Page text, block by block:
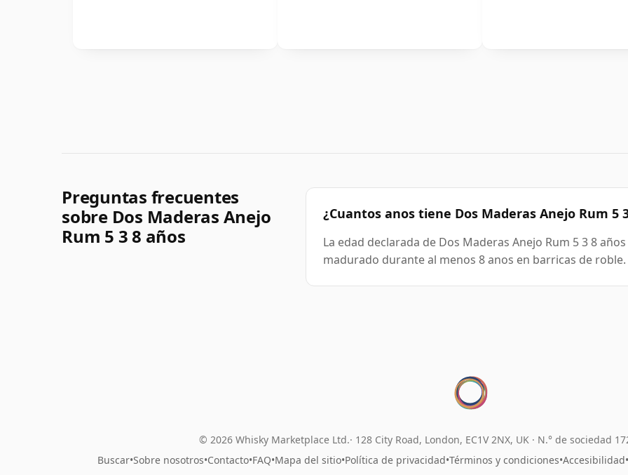
Preguntas frecuentes
sobre Dos Maderas Anejo
Rum 5 3 8 años
¿Cuantos anos tiene Dos Maderas Anejo Rum 5
La edad declarada de Dos Maderas Anejo Rum 5 3 8
madurado durante al menos 8 anos en barricas de
© 2026 Whisky Marketplace Ltd. 128 City Road, London, EC1V 2NX, UK · N.° de sociedad
Buscar•Sobre nosotros•Contacto•FAQ•Mapa del sitio•Política de privacidad•Términos y condiciones•Accesibilidad•